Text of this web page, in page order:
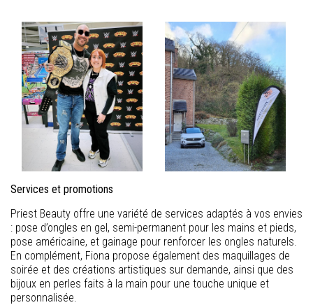
Services et promotions
Priest Beauty offre une variété de services adaptés à vos envies
: pose d’ongles en gel, semi-permanent pour les mains et pieds,
pose américaine, et gainage pour renforcer les ongles naturels.
En complément, Fiona propose également des maquillages de
soirée et des créations artistiques sur demande, ainsi que des
bijoux en perles faits à la main pour une touche unique et
personnalisée.